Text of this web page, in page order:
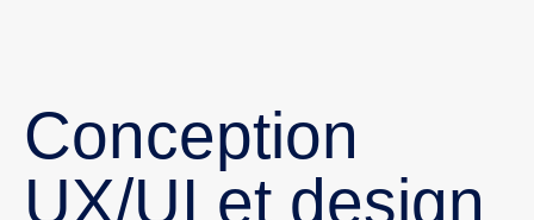
Conception
UX/UI et design